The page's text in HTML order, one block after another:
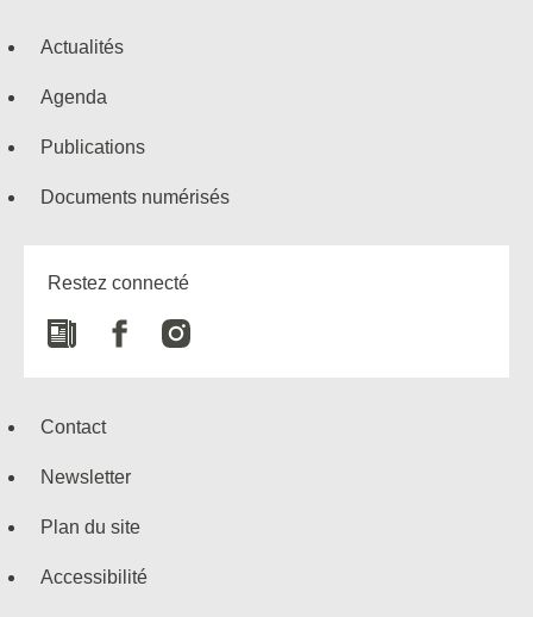
Actualités
Agenda
Publications
Documents numérisés
Restez connecté
NewspaperFacebook
Contact
Newsletter
Plan du site
Accessibilité